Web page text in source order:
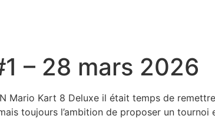
– 28 mars 2026
Mario Kart 8 Deluxe il était temps de
toujours l’ambition de proposer un